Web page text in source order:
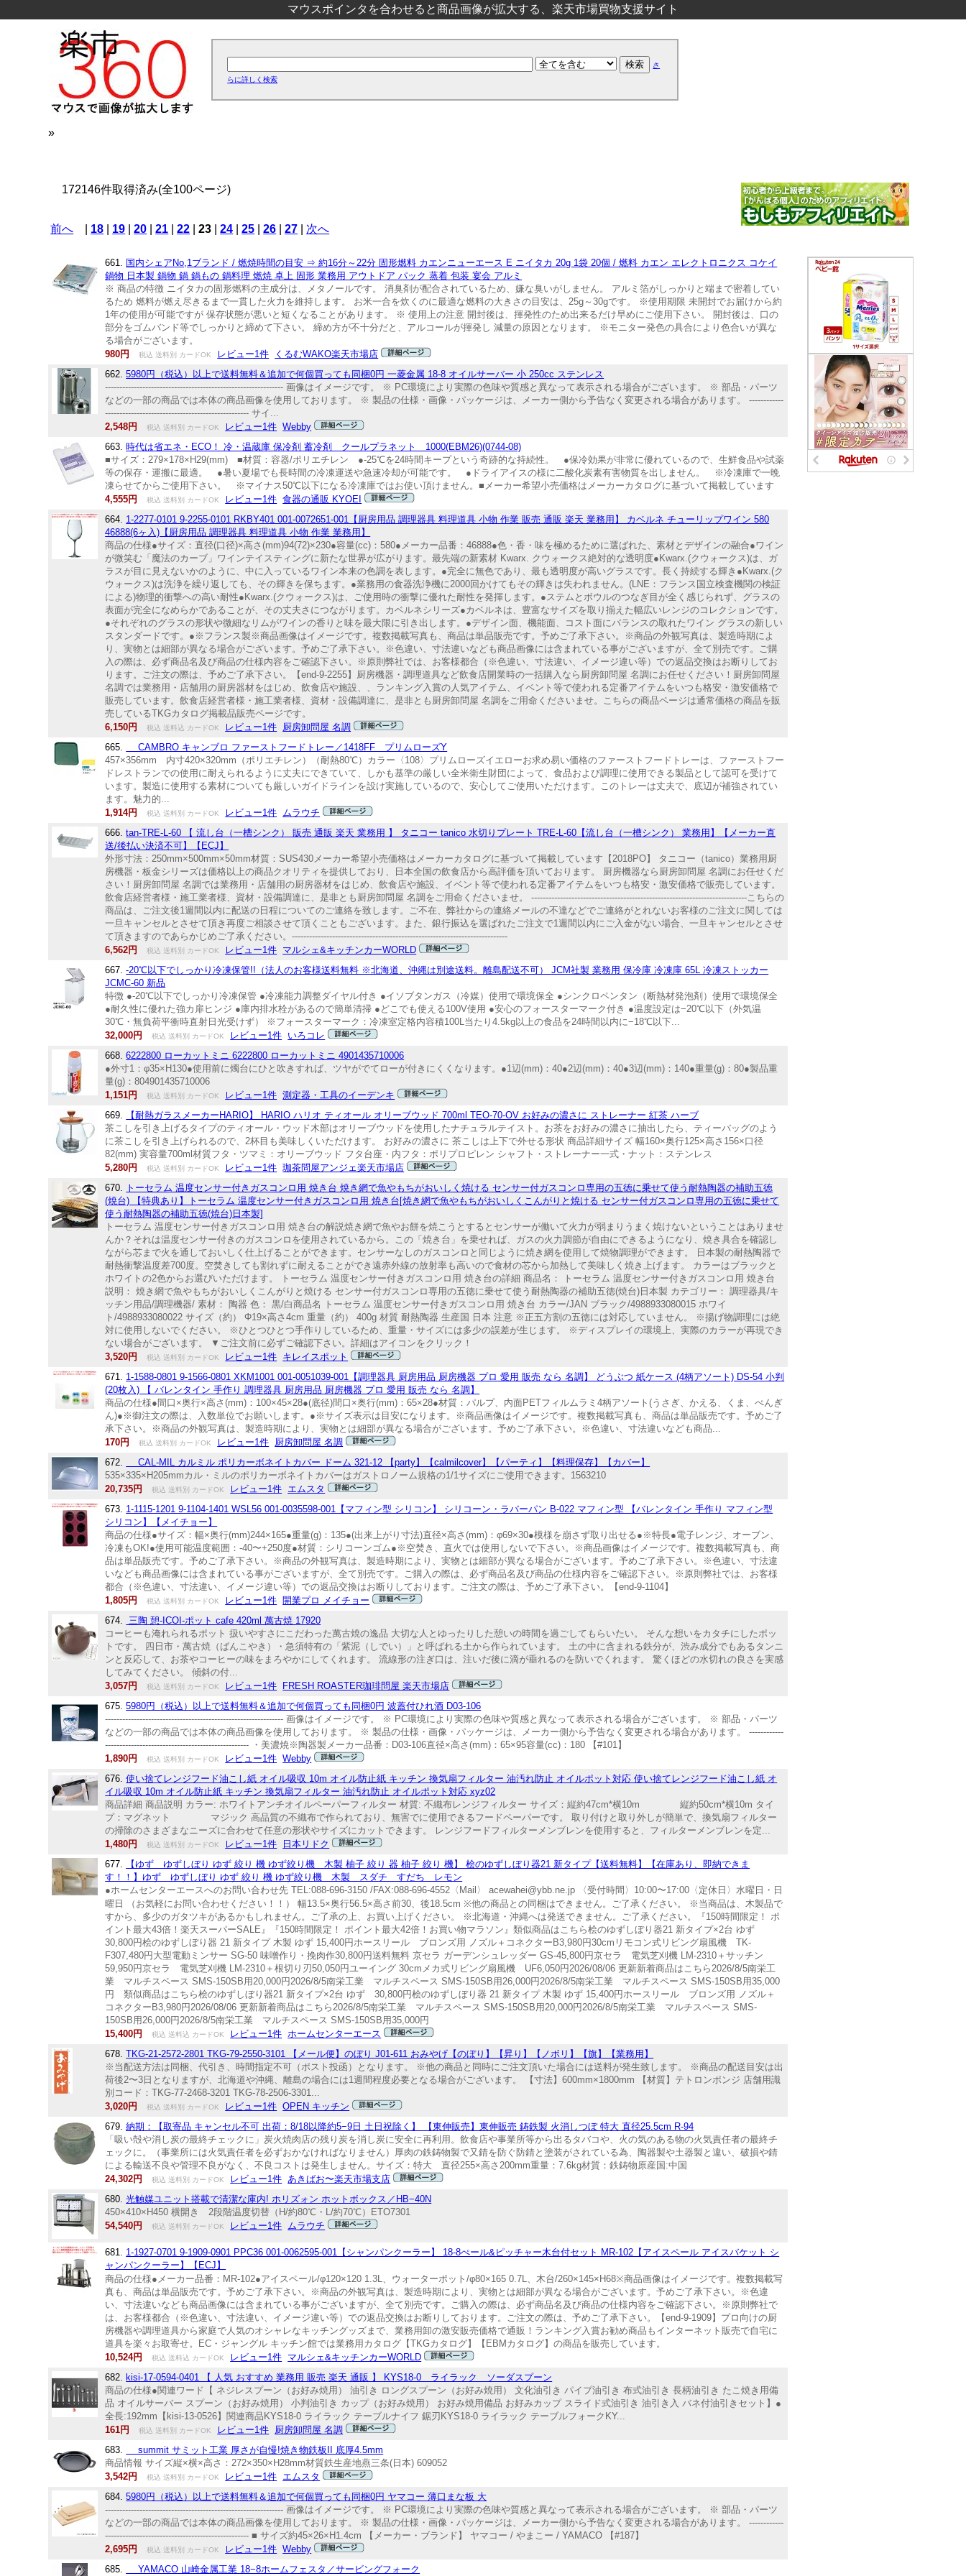
マウスポインタを合わせると商品画像が拡大する、楽天市場買物支援サイト
さ
らに詳しく検索
»
172146件取得済み(全100ページ)
前へ 18 19 |20 |21 |22 |23 |24 |25 |26 |27 次へ
661. 国内シェアNo,1ブランド / 燃焼時間の目安 ⇒ 約16分～22分 固形燃料 カエンニューエース E ニイタカ 20g 1袋 20個 / 燃料 カエン エレクトロニクス コケイ
鍋物 日本製 鍋物 鍋 鍋もの 鍋料理 燃焼 卓上 固形 業務用 アウトドア パック 蒸着 包装 宴会 アルミ
※ 商品の特徴 ニイタカの固形燃料の主成分は、メタノールです。 消臭剤が配合されているため、嫌な臭いがしません。 アルミ箔がしっかりと端まで密着してい
るため 燃料が燃え尽きるまで一貫した火力を維持します。 お米一合を炊くのに最適な燃料の大きさの目安は、25g～30gです。 ※使用期限 未開封でお届けから約
1年の使用が可能ですが 保存状態が悪いと短くなることがあります。 ※ 使用上の注意 開封後は、揮発性のため出来るだけ早めにご使用下さい。 開封後は、口の
部分をゴムバンド等でしっかりと締めて下さい。 締め方が不十分だと、アルコールが揮発し 減量の原因となります。 ※モニター発色の具合により色合いが異な
る場合がございます。
980円
税込 送料別 カードOK レビュー1件
くるむWAKO楽天市場店
662.5980円（税込）以上で送料無料＆追加で何個買っても同梱0円 一菱金属 18-8 オイルサーバー 小 250cc ステンレス
-------------------------------------------------------------- 画像はイメージです。 ※ PC環境により実際の色味や質感と異なって表示される場合がございます。 ※ 部品・パーツ
などの一部の商品では本体の商品画像を使用しております。 ※ 製品の仕様・画像・パッケージは、メーカー側から予告なく変更される場合があります。 ------------
-------------------------------------------------- サイ...
2,548円
税込 送料別 カードOK レビュー1件 Webby
663.時代は省エネ・ECO！ 冷・温蔵庫 保冷剤 蓄冷剤 クールプラネット 1000(EBM26)(0744-08)
■サイズ：279×178×H29(mm) ■材質：容器/ポリエチレン ●-25℃を24時間キープという奇跡的な持続性。 ●保冷効果が非常に優れているので、生鮮食品や試薬
等の保存・運搬に最適。 ●暑い夏場でも長時間の冷凍運送や急速冷却が可能です。 ●ドライアイスの様に二酸化炭素有害物質を出しません。 ※冷凍庫で一晩
凍らせてからご使用下さい。 ※マイナス50℃以下になる冷凍庫ではお使い頂けません。■メーカー希望小売価格はメーカーカタログに基づいて掲載しています
4,555円
税込 送料別 カードOK レビュー1件 食器の通販 KYOEI
664. 1-2277-0101 9-2255-0101 RKBY401 001-0072651-001【厨房用品 調理器具 料理道具 小物 作業 販売 通販 楽天 業務用】 カベルネ チューリップワイン 580
46888(6ヶ入)【厨房用品 調理器具 料理道具 小物 作業 業務用】
商品の仕様●サイズ：直径(口径)×高さ(mm)94(72)×230●容量(cc)：580●メーカー品番：46888●色・香・味を極めるために選ばれた、素材とデザインの融合●ワイン
が微笑む「魔法のカーブ」ワインテイスティングに新たな世界が広がります。最先端の新素材 Kwarx. クウォークス絶対的な透明度●Kwarx.(クウォークス)は、ガ
ラスが目に見えないかのように、中に入っているワイン本来の色調を表します。●完全に無色であり、最も透明度が高いグラスです。長く持続する輝き●Kwarx.(ク
ウォークス)は洗浄を繰り返しても、その輝きを保ちます。●業務用の食器洗浄機に2000回かけてもその輝きは失われません。(LNE：フランス国立検査機関の検証
による)物理的衝撃への高い耐性●Kwarx.(クウォークス)は、ご使用時の衝撃に優れた耐性を発揮します。●ステムとボウルのつなぎ目が全く感じられず、グラスの
表面が完全になめらかであることが、その丈夫さにつながります。カベルネシリーズ●カベルネは、豊富なサイズを取り揃えた幅広いレンジのコレクションです。
●それぞれのグラスの形状や微細なリムがワインの香りと味を最大限に引き出します。●デザイン面、機能面、コスト面にバランスの取れたワイン グラスの新しい
スタンダードです。●※フランス製※商品画像はイメージです。複数掲載写真も、商品は単品販売です。予めご了承下さい。※商品の外観写真は、製造時期によ
り、実物とは細部が異なる場合がございます。予めご了承下さい。※色違い、寸法違いなども商品画像には含まれている事がございますが、全て別売です。ご購
入の際は、必ず商品名及び商品の仕様内容をご確認下さい。※原則弊社では、お客様都合（※色違い、寸法違い、イメージ違い等）での返品交換はお断りしてお
ります。ご注文の際は、予めご了承下さい。【end-9-2255】厨房機器・調理道具など飲食店開業時の一括購入なら厨房卸問屋 名調にお任せください！厨房卸問屋
名調では業務用・店舗用の厨房器材をはじめ、飲食店や施設、、ランキング入賞の人気アイテム、イベント等で使われる定番アイテムをいつも格安・激安価格で
販売しています。飲食店経営者様・施工業者様、資材・設備調達に、是非とも厨房卸問屋 名調をご用命くださいませ。こちらの商品ページは通常価格の商品を販
売しているTKGカタログ掲載品販売ページです。
6,150円
税込 送料込 カードOK レビュー1件 厨房卸問屋 名調
665.
CAMBRO キャンブロ ファーストフードトレー／1418FF プリムローズY
457×356mm 内寸420×320mm（ポリエチレン）（耐熱80℃）カラー〈108〉プリムローズイエローお求め易い価格のファーストフードトレーは、ファーストフー
ドレストランでの使用に耐えられるように丈夫にできていて、しかも基準の厳しい全米衛生財団によって、食品および調理に使用できる製品として認可を受けて
います。製造に使用する素材についても厳しいガイドラインを設け実施しているので、安心してご使用いただけます。このトレーは丈夫で、底辺が補強されてい
ます。魅力的...
1,914円
税込 送料別 カードOK レビュー1件 ムラウチ
666.tan-TRE-L-60 【 流し台（一槽シンク） 販売 通販 楽天 業務用 】 タニコー tanico 水切りプレート TRE-L-60【流し台（一槽シンク） 業務用】【メーカー直
送/後払い決済不可】【ECJ】
外形寸法：250mm×500mm×50mm材質：SUS430メーカー希望小売価格はメーカーカタログに基づいて掲載しています【2018PO】 タニコー（tanico）業務用厨
房機器・板金シリーズは価格以上の商品クオリティを提供しており、日本全国の飲食店から高評価を頂いております。 厨房機器なら厨房卸問屋 名調にお任せくだ
さい！厨房卸問屋 名調では業務用・店舗用の厨房器材をはじめ、飲食店や施設、イベント等で使われる定番アイテムをいつも格安・激安価格で販売しています。
飲食店経営者様・施工業者様、資材・設備調達に、是非とも厨房卸問屋 名調をご用命くださいませ。 ---------------------------------------------------------------------------こちらの
商品は、ご注文後1週間以内に配送の日程についてのご連絡を致します。ご不在、弊社からの連絡メールの不達などでご連絡がとれないお客様のご注文に関しては
一旦キャンセルとさせて頂き再度ご相談させて頂くこともございます。また、銀行振込を選ばれたご注文で1週間以内にご入金がない場合、一旦キャンセルとさせ
て頂きますのであらかじめご了承ください。---------------------------------------------------------------------------
6,562円
税込 送料別 カードOK レビュー1件 マルシェ&キッチンカーWORLD
667.-20℃以下でしっかり冷凍保管!!（法人のお客様送料無料 ※北海道、沖縄は別途送料。離島配送不可） JCM社製 業務用 保冷庫 冷凍庫 65L 冷凍ストッカー
JCMC-60 新品
特徴 ●-20℃以下でしっかり冷凍保管 ●冷凍能力調整ダイヤル付き ●イソブタンガス（冷媒）使用で環境保全 ●シンクロペンタン（断熱材発泡剤）使用で環境保全
●耐久性に優れた強カ扉ヒンジ ●庫内排水栓があるので簡単清掃 ●どこでも使える100V使用 ●安心のフォースターマーク付き ●温度設定は−20℃以下（外気温
30℃・無負荷平衝時直射日光受けず） ※フォースターマーク：冷凍室定格内容積100L当たり4.5kg以上の食品を24時間以内に−18℃以下...
32,000円
税込 送料別 カードOK レビュー1件 いろコレ
668.6222800 ローカットミニ 6222800 ローカットミニ 4901435710006
●外寸1：φ35×H130●使用前に燭台にひと吹きすれば、ツヤがでてローが付きにくくなります。●1辺(mm)：40●2辺(mm)：40●3辺(mm)：140●重量(g)：80●製品重
量(g)：804901435710006
1,151円
税込 送料別 カードOK レビュー1件 測定器・工具のイーデンキ
669.
【耐熱ガラスメーカーHARIO】 HARIO ハリオ ティオール オリーブウッド 700ml TEO-70-OV お好みの濃さに ストレーナー 紅茶 ハーブ
茶こしを引き上げるタイプのティオール・ウッド木部はオリーブウッドを使用したナチュラルテイスト。お茶をお好みの濃さに抽出したら、ティーバッグのよう
に茶こしを引き上げられるので、2杯目も美味しくいただけます。 お好みの濃さに 茶こしは上下で外せる形状 商品詳細サイズ 幅160×奥行125×高さ156×口径
82(mm) 実容量700ml材質フタ・ツマミ：オリーブウッド フタ台座・内フタ：ポリプロピレン シャフト・ストレーナー一式・ナット：ステンレス
5,280円
税込 送料別 カードOK レビュー1件 珈茶問屋アンジェ楽天市場店
670. トーセラム 温度センサー付きガスコンロ用 焼き台 焼き網で魚やもちがおいしく焼ける センサー付ガスコンロ専用の五徳に乗せて使う耐熱陶器の補助五徳
(焼台) 【特典あり】トーセラム 温度センサー付きガスコンロ用 焼き台[焼き網で魚やもちがおいしくこんがりと焼ける センサー付ガスコンロ専用の五徳に乗せて
使う耐熱陶器の補助五徳(焼台)日本製]
トーセラム 温度センサー付きガスコンロ用 焼き台の解説焼き網で魚やお餅を焼こうとするとセンサーが働いて火力が弱まりうまく焼けないということはありませ
んか？それは温度センサー付きのガスコンロを使用されているから。この「焼き台」を乗せれば、ガスの火力調節が自由にできるようになり、焼き具合を確認し
ながら芯まで火を通しておいしく仕上げることができます。センサーなしのガスコンロと同じように焼き網を使用して焼物調理ができます。 日本製の耐熱陶器で
耐熱衝撃温度差700度。空焚きしても割れずに耐えることができ遠赤外線の放射率も高いので食材の芯から加熱して美味しく焼き上げます。 カラーはブラックと
ホワイトの2色からお選びいただけます。 トーセラム 温度センサー付きガスコンロ用 焼き台の詳細 商品名： トーセラム 温度センサー付きガスコンロ用 焼き台
説明： 焼き網で魚やもちがおいしくこんがりと焼ける センサー付ガスコンロ専用の五徳に乗せて使う耐熱陶器の補助五徳(焼台)日本製 カテゴリー： 調理器具/キ
ッチン用品/調理機器/ 素材： 陶器 色： 黒/白商品名 トーセラム 温度センサー付きガスコンロ用 焼き台 カラー/JAN ブラック/4988933080015 ホワイ
ト/4988933080022 サイズ（約） Φ19×高さ4cm 重量（約） 400g 材質 耐熱陶器 生産国 日本 注意 ※正五方割の五徳には対応していません。 ※揚げ物調理には絶
対に使用しないでください。 ※ひとつひとつ手作りしているため、重量・サイズには多少の誤差が生じます。 ※ディスプレイの環境上、実際のカラーが再現でき
ない場合がございます。 ▼ご注文前に必ずご確認下さい。詳細はアイコンをクリック！
3,520円
税込 送料別 カードOK レビュー1件 キレイスポット
671. 1-1588-0801 9-1566-0801 XKM1001 001-0051039-001【調理器具 厨房用品 厨房機器 プロ 愛用 販売 なら 名調】 どうぶつ 紙ケース (4柄アソート) DS-54 小判
(20枚入) 【 バレンタイン 手作り 調理器具 厨房用品 厨房機器 プロ 愛用 販売 なら 名調】
商品の仕様●間口×奥行×高さ(mm)：100×45×28●(底径)間口×奥行(mm)：65×28●材質：パルプ、内面PETフィルムラミ4柄アソート(うさぎ、かえる、くま、ぺんぎ
ん)●※御注文の際は、入数単位でお願いします。●※サイズ表示は目安になります。※商品画像はイメージです。複数掲載写真も、商品は単品販売です。予めご了
承下さい。※商品の外観写真は、製造時期により、実物とは細部が異なる場合がございます。予めご了承下さい。※色違い、寸法違いなども商品...
170円
税込 送料別 カードOK レビュー1件 厨房卸問屋 名調
672.
CAL-MIL カルミル ポリカーボネイトカバー ドーム 321-12 【party】【calmilcover】【パーティ】【料理保存】【カバー】
535×335×H205mmカル・ミルのポリカーボネイトカバーはガストロノーム規格の1/1サイズにご使用できます。1563210
20,735円
税込 送料別 カードOK レビュー1件 エムスタ
673. 1-1115-1201 9-1104-1401 WSL56 001-0035598-001【マフィン型 シリコン】 シリコーン・ラバーパン B-022 マフィン型 【バレンタイン 手作り マフィン型
シリコン】【メイチョー】
商品の仕様●サイズ：幅×奥行(mm)244×165●重量(g)：135●(出来上がり寸法)直径×高さ(mm)：φ69×30●模様を崩さず取り出せる●※特長●電子レンジ、オーブン、
冷凍もOK!●使用可能温度範囲：-40〜+250度●材質：シリコーンゴム●※空焚き、直火では使用しないで下さい。※商品画像はイメージです。複数掲載写真も、商
品は単品販売です。予めご了承下さい。※商品の外観写真は、製造時期により、実物とは細部が異なる場合がございます。予めご了承下さい。※色違い、寸法違
いなども商品画像には含まれている事がございますが、全て別売です。ご購入の際は、必ず商品名及び商品の仕様内容をご確認下さい。※原則弊社では、お客様
都合（※色違い、寸法違い、イメージ違い等）での返品交換はお断りしております。ご注文の際は、予めご了承下さい。【end-9-1104】
1,805円
税込 送料別 カードOK レビュー1件 開業プロ メイチョー
674. 三陶 憩-ICOI-ポット cafe 420ml 萬古焼 17920
コーヒーも淹れられるポット 扱いやすさにこだわった萬古焼の逸品 大切な人とゆったりした憩いの時間を過ごしてもらいたい。 そんな想いをカタチにしたポッ
トです。 四日市・萬古焼（ばんこやき）・急須特有の「紫泥（しでい）」と呼ばれる土から作られています。 土の中に含まれる鉄分が、渋み成分でもあるタンニ
ンと反応して、お茶やコーヒーの味をまろやかにしてくれます。 流線形の注ぎ口は、注いだ後に滴が垂れるのを防いでくれます。 驚くほどの水切れの良さを実感
してみてください。 傾斜の付...
3,057円
税込 送料別 カードOK レビュー1件
FRESH ROASTER珈琲問屋 楽天市場店
675.5980円（税込）以上で送料無料＆追加で何個買っても同梱0円 波蓋付ひれ酒 D03-106
-------------------------------------------------------------- 画像はイメージです。 ※ PC環境により実際の色味や質感と異なって表示される場合がございます。 ※ 部品・パーツ
などの一部の商品では本体の商品画像を使用しております。 ※ 製品の仕様・画像・パッケージは、メーカー側から予告なく変更される場合があります。 ------------
-------------------------------------------------- ・美濃焼※陶器製メーカー品番：D03-106直径×高さ(mm)：65×95容量(cc)：180 【#101】
1,890円
税込 送料別 カードOK レビュー1件 Webby
676.使い捨てレンジフード油こし紙 オイル吸収 10m オイル防止紙 キッチン 換気扇フィルター 油汚れ防止 オイルポット対応 使い捨てレンジフード油こし紙 オ
イル吸収 10m オイル防止紙 キッチン 換気扇フィルター 油汚れ防止 オイルポット対応 xyz02
商品詳細 商品説明 カラー: ホワイトアンチオイルペーパーフィルター 材質: 不織布レンジフィルター サイズ：縦約47cm*横10m 縦約50cm*横10m タイ
プ：マグネット マジック 高品質の不織布で作られており、無害でに使用できるフードペーパーです。 取り付けと取り外しが簡単で、換気扇フィルター
の掃除のさまざまなニーズに合わせて任意の形状やサイズにカットできます。 レンジフードフィルターメンブレンを使用すると、フィルターメンブレンを定...
1,480円
税込 送料別 カードOK レビュー1件
日本リドク
677.
【ゆず ゆずしぼり ゆず 絞り 機 ゆず絞り機 木製 柚子 絞り 器 柚子 絞り 機】 桧のゆずしぼり器21 新タイプ【送料無料】【在庫あり、即納できま
す！！】ゆず ゆずしぼり ゆず 絞り 機 ゆず絞り機 木製 スダチ すだち レモン
●ホームセンターエースへのお問い合わせ先 TEL:088-696-3150 /FAX:088-696-4552〈Mail〉 acewahei@ybb.ne.jp 〈受付時間〉10:00〜17:00〈定休日〉水曜日・日
曜日 （お気軽にお問い合わせください！！） 幅13.5×奥行56.5×高さ前30、後18.5cm ※他の商品との同梱はできません。ご了承ください。 ※当商品は、木製品で
すから、多少のガタツキがあるかもしれません。ご了承の上、お買い上げください。 ※北海道・沖縄へは発送できません。ご了承ください。『150時間限定！ ポ
イント最大43倍！楽天スーパーSALE』『150時間限定！ ポイント最大42倍！お買い物マラソン』類似商品はこちら桧のゆずしぼり器21 新タイプ×2台 ゆず
30,800円桧のゆずしぼり器 21 新タイプ 木製 ゆず 15,400円ホースリール ブロンズ用 ノズル＋コネクターB3,980円30cmリモコン式リビング扇風機 TK-
F307,480円大型電動ミンサー SG-50 味噌作り・挽肉作30,800円送料無料 京セラ ガーデンシュレッダー GS-45,800円京セラ 電気芝刈機 LM-2310＋サッチン
59,950円京セラ 電気芝刈機 LM-2310＋根切り刃50,050円ユーイング 30cmメカ式リビング扇風機 UF6,050円2026/08/06 更新新着商品はこちら2026/8/5南栄工
業 マルチスペース SMS-150SB用20,000円2026/8/5南栄工業 マルチスペース SMS-150SB用26,000円2026/8/5南栄工業 マルチスペース SMS-150SB用35,000
円 類似商品はこちら桧のゆずしぼり器21 新タイプ×2台 ゆず 30,800円桧のゆずしぼり器 21 新タイプ 木製 ゆず 15,400円ホースリール ブロンズ用 ノズル＋
コネクターB3,980円2026/08/06 更新新着商品はこちら2026/8/5南栄工業 マルチスペース SMS-150SB用20,000円2026/8/5南栄工業 マルチスペース SMS-
150SB用26,000円2026/8/5南栄工業 マルチスペース SMS-150SB用35,000円
15,400円
税込 送料込 カードOK レビュー1件 ホームセンターエース
678.TKG-21-2572-2801 TKG-79-2550-3101 【メール便】のぼり J01-611 おみやげ【のぼり】【昇り】【ノボリ】【旗】【業務用】
※当配送方法は同梱、代引き、時間指定不可（ポスト投函）となります。 ※他の商品と同時にご注文頂いた場合には送料が発生致します。 ※商品の配送目安は出
荷後2〜3日となりますが、北海道や沖縄、離島の場合には1週間程度必要となる場合がございます。 【寸法】600mm×1800mm 【材質】テトロンポンジ 店舗用識
別コード：TKG-77-2468-3201 TKG-78-2506-3301...
3,020円
税込 送料別 カードOK レビュー1件 OPEN キッチン
679.納期：【取寄品 キャンセル不可 出荷：8/18以降約5−9日 土日祝除く】 【東伸販売】東伸販売 鋳鉄製 火消しつぼ 特大 直径25.5cm R-94
「吸い殻や消し炭の最終チェックに」炭火焼肉店の残り炭を消し炭に安全に再利用。飲食店や事業所等から出るタバコや、火の気のある物の火気責任者の最終チ
ェックに。（事業所には火気責任者を必ずおかなければなりません）厚肉の鉄鋳物製で又錆を防ぐ防錆と塗装がされている為、陶器製や土器製と違い、破損や錆
による輸送不良や管理不良がなく、不良コストは発生しません。サイズ：特大 直径255×高さ200mm重量：7.6kg材質：鉄鋳物原産国:中国
24,302円
税込 送料別 カードOK レビュー1件 あきばお〜楽天市場支店
680.光触媒ユニット搭載で清潔な庫内! ホリズォン ホットボックス／HB−40N
450×410×H450 横開き 2段階温度切替（H/約80℃・L/約70℃）ETO7301
54,540円
税込 送料別 カードOK レビュー1件 ムラウチ
681. 1-1927-0701 9-1909-0901 PPC36 001-0062595-001【シャンパンクーラー】 18-8ぺール&ピッチャー木台付セット MR-102【アイスペール アイスバケット シ
ャンパンクーラー】【ECJ】
商品の仕様●メーカー品番：MR-102●アイスペール/φ120×120 1.3L、ウォーターポット/φ80×165 0.7L、木台/260×145×H68※商品画像はイメージです。複数掲載写
真も、商品は単品販売です。予めご了承下さい。※商品の外観写真は、製造時期により、実物とは細部が異なる場合がございます。予めご了承下さい。※色違
い、寸法違いなども商品画像には含まれている事がございますが、全て別売です。ご購入の際は、必ず商品名及び商品の仕様内容をご確認下さい。※原則弊社で
は、お客様都合（※色違い、寸法違い、イメージ違い等）での返品交換はお断りしております。ご注文の際は、予めご了承下さい。【end-9-1909】プロ向けの厨
房機器や調理道具から家庭で人気のオシャレなキッチングッズまで、業務用卸の激安販売価格で通販！ランキング入賞お勧め商品もインターネット販売で自宅に
道具を楽々お取寄せ。EC・ジャングル キッチン館では業務用カタログ【TKGカタログ】【EBMカタログ】の商品を販売しています。
10,524円
税込 送料込 カードOK レビュー1件 マルシェ&キッチンカーWORLD
682. kisi-17-0594-0401 【 人気 おすすめ 業務用 販売 楽天 通販 】 KYS18-0 ライラック ソーダスプーン
商品の仕様●関連ワード【 ネジレスプーン（お好み焼用） 油引き ロングスプーン（お好み焼用） 文化油引き パイプ油引き 布式油引き 長柄油引き たこ焼き用備
品 オイルサーバー スプーン（お好み焼用） 小判油引き カップ（お好み焼用） お好み焼用備品 お好みカップ スライド式油引き 油引き入 バネ付油引きセット】●
全長:192mm【kisi-13-0526】関連商品KYS18-0 ライラック テーブルナイフ 鋸刃KYS18-0 ライラック テーブルフォークKY...
161円
税込 送料別 カードOK レビュー1件 厨房卸問屋 名調
683.
summit サミット工業 厚さが自慢!焼き物鉄板II 底厚4.5mm
商品情報 サイズ縦×横×高さ：272×350×H28mm材質鉄生産地燕三条(日本) 609052
3,542円
税込 送料別 カードOK レビュー1件 エムスタ
684.5980円（税込）以上で送料無料＆追加で何個買っても同梱0円 ヤマコー 薄口まな板 大
-------------------------------------------------------------- 画像はイメージです。 ※ PC環境により実際の色味や質感と異なって表示される場合がございます。 ※ 部品・パーツ
などの一部の商品では本体の商品画像を使用しております。 ※ 製品の仕様・画像・パッケージは、メーカー側から予告なく変更される場合があります。 ------------
-------------------------------------------------- ■ サイズ約45×26×H1.4cm 【メーカー・ブランド】 ヤマコー / やまこー / YAMACO 【#187】
2,695円
税込 送料別 カードOK レビュー1件 Webby
685.
YAMACO 山崎金属工業 18−8ホームフェスタ／サービングフォーク